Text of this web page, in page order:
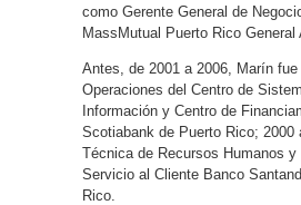
como Gerente General de
MassMutual Puerto Rico General
Antes, de 2001 a 2006, Marín
Operaciones del Centro de
Información y Centro de
Scotiabank de Puerto Rico; 2000
Técnica de Recursos Humanos y
Servicio al Cliente Banco
Rico.